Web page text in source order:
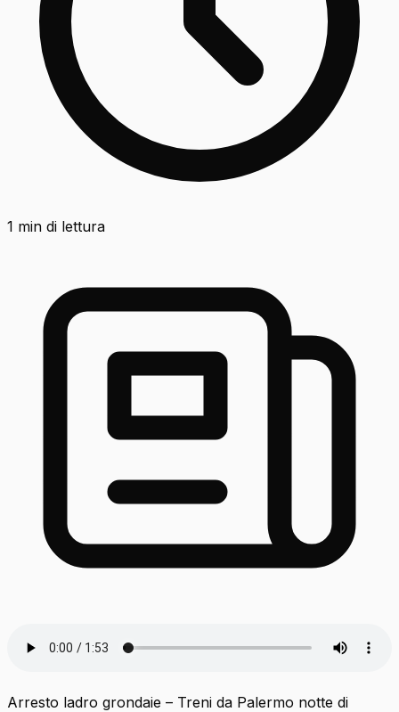
1 min di lettura
Arresto ladro grondaie – Treni da Palermo notte di